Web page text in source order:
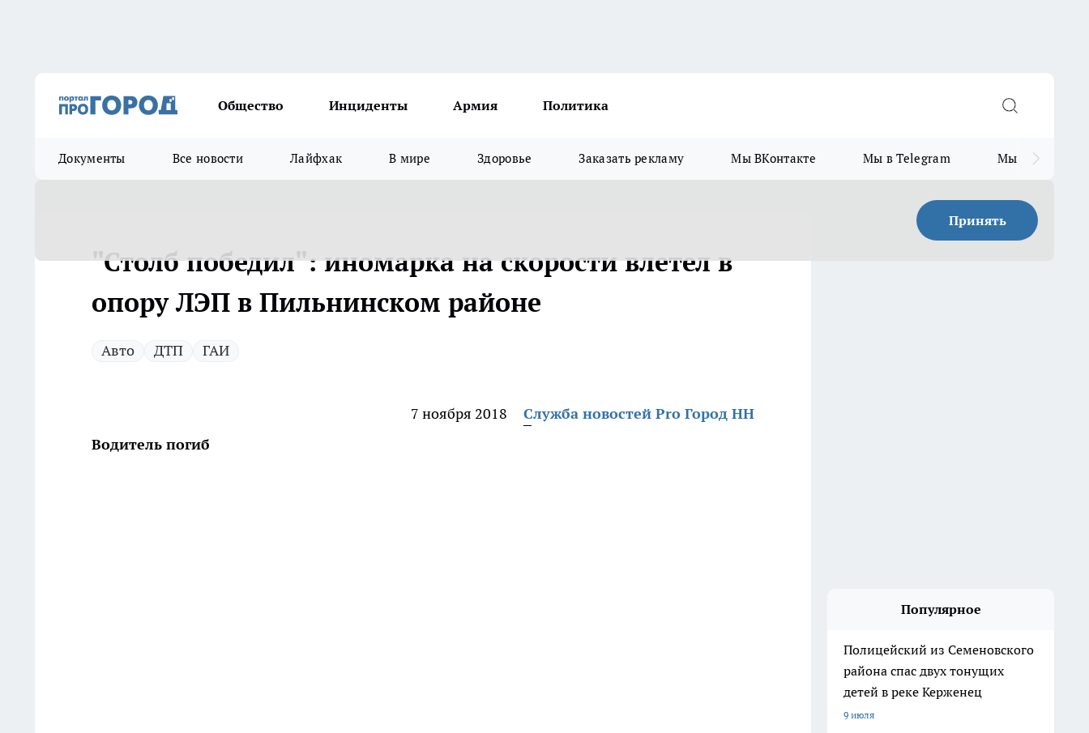
Общество Инциденты Армия Политика
Документы Все новости Лайфхак В мире Здоровье Заказать рекламу Мы ВКонтакте Мы в Telegram Мы в MAX
Принять
"Столб победил": иномарка на скорости влетел в
опору ЛЭП в Пильнинском районе
Авто ДТП ГАИ
7 ноября 2018
Служба новостей Pro Город НН
Водитель погиб
Популярное
Полицейский из Семеновского
района спас двух тонущих
детей в реке Керженец
9 июля